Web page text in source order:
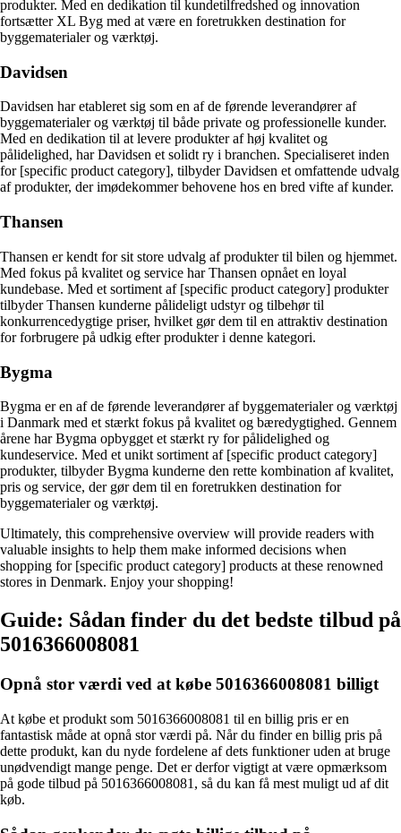
produkter. Med en dedikation til kundetilfredshed og innovation
fortsætter XL Byg med at være en foretrukken destination for
byggematerialer og værktøj.
Davidsen
Davidsen har etableret sig som en af de førende leverandører af
byggematerialer og værktøj til både private og professionelle kunder.
Med en dedikation til at levere produkter af høj kvalitet og
pålidelighed, har Davidsen et solidt ry i branchen. Specialiseret inden
for [specific product category], tilbyder Davidsen et omfattende udvalg
af produkter, der imødekommer behovene hos en bred vifte af kunder.
Thansen
Thansen er kendt for sit store udvalg af produkter til bilen og hjemmet.
Med fokus på kvalitet og service har Thansen opnået en loyal
kundebase. Med et sortiment af [specific product category] produkter
tilbyder Thansen kunderne pålideligt udstyr og tilbehør til
konkurrencedygtige priser, hvilket gør dem til en attraktiv destination
for forbrugere på udkig efter produkter i denne kategori.
Bygma
Bygma er en af de førende leverandører af byggematerialer og værktøj
i Danmark med et stærkt fokus på kvalitet og bæredygtighed. Gennem
årene har Bygma opbygget et stærkt ry for pålidelighed og
kundeservice. Med et unikt sortiment af [specific product category]
produkter, tilbyder Bygma kunderne den rette kombination af kvalitet,
pris og service, der gør dem til en foretrukken destination for
byggematerialer og værktøj.
Ultimately, this comprehensive overview will provide readers with
valuable insights to help them make informed decisions when
shopping for [specific product category] products at these renowned
stores in Denmark. Enjoy your shopping!
Guide: Sådan finder du det bedste tilbud på
5016366008081
Opnå stor værdi ved at købe 5016366008081 billigt
At købe et produkt som 5016366008081 til en billig pris er en
fantastisk måde at opnå stor værdi på. Når du finder en billig pris på
dette produkt, kan du nyde fordelene af dets funktioner uden at bruge
unødvendigt mange penge. Det er derfor vigtigt at være opmærksom
på gode tilbud på 5016366008081, så du kan få mest muligt ud af dit
køb.